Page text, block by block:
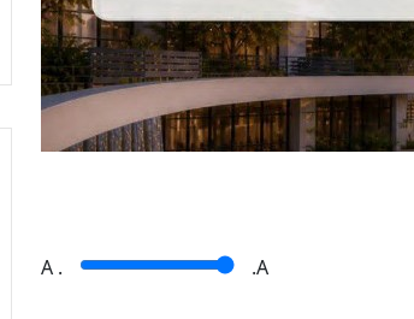
A . .A